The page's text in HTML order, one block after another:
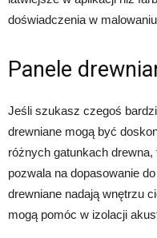
doświadczenia w
Panele
Jeśli szukasz czegoś
drewniane mogą być
różnych gatunkach
pozwala na dopasowanie
drewniane nadają wnętrzu
mogą pomóc w izolacji